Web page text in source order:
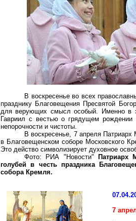
В воскресенье во всех
празднику Благовещения Пресвятой
для верующих смысл особый. Именно в
Гавриил с вестью о грядущем
непорочности и чистоты.
В воскресенье, 7 апреля
в Благовещенском соборе Московского
Это действо символизирует духовное
Фото: РИА "Новости"
Патриарх
голубей в честь праздника
собора Кремля.
7